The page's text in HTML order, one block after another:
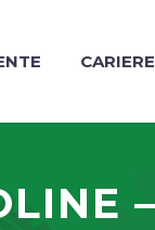
CARIERE